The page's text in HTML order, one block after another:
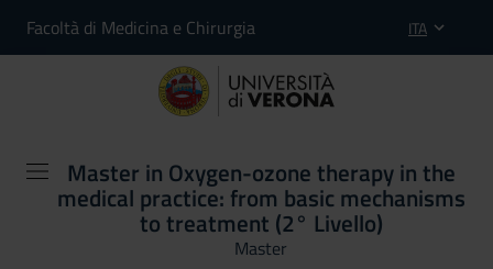
Facoltà di Medicina e Chirurgia ITA
Master in Oxygen-ozone therapy in the
medical practice: from basic mechanisms
to treatment (2° Livello)
Master